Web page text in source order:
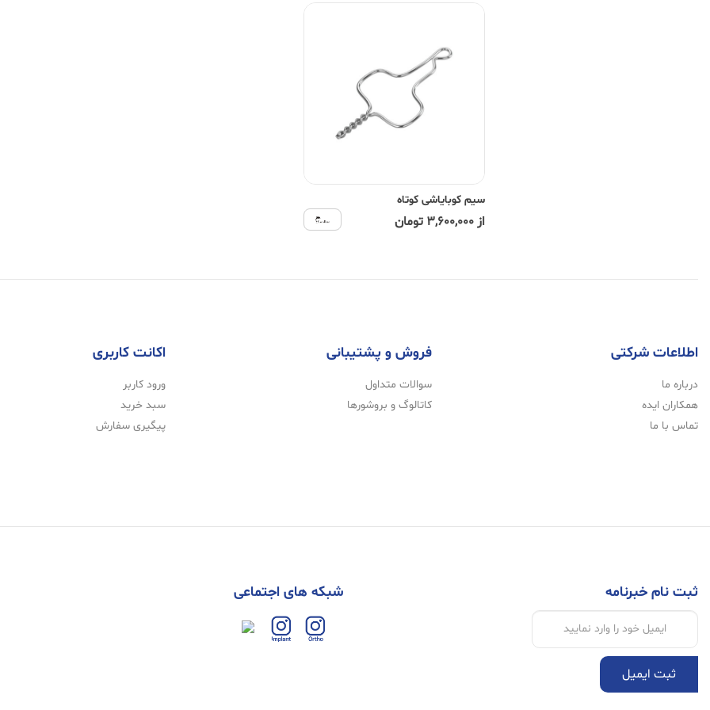
سیم کوبایاشی کوتاه
از 3,600,000 تومان
اطلاعات شرکتی
درباره ما
همکاران ایده
تماس با ما
فروش و پشتیبانی
سوالات متداول
کاتالوگ و بروشورها
اکانت کاربری
ورود کاربر
سبد خرید
پیگیری سفارش
ثبت نام خبرنامه
ثبت ایمیل
شبکه های اجتماعی